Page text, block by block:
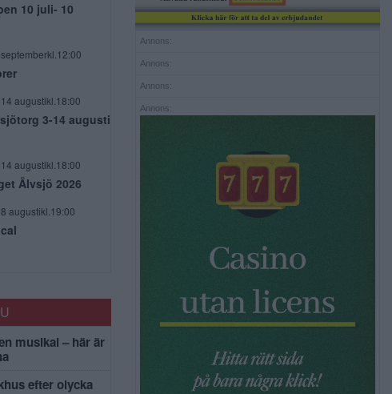
10 juli- 10
14 augustikl.18:00
3-14 augusti
14 augustikl.18:00
Älvsjö 2026
8 augustikl.19:00
musikal – här är
efter olycka
Annons:
Annons:
Annons:
Annons: